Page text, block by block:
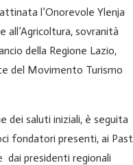
l’Onorevole Ylenja
all’Agricoltura, sovranità
della Regione Lazio,
del Movimento Turismo
dei saluti iniziali, è seguita
fondatori presenti, ai Past
dai presidenti regionali